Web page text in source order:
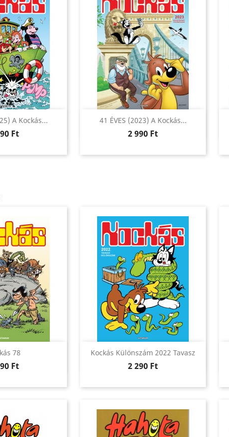
A Kockás...
Ft
41 ÉVES (2023) A Kockás...
Ár
2 990 Ft
Előnézet
78
Ft
Kockás Különszám 2022 Tavasz
Ár
2 290 Ft
Előnézet